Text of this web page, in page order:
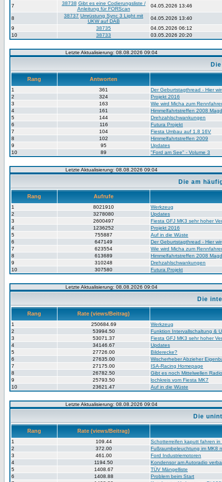
7 38738 Gibt es eine Codierungsliste /
Anleitung für FORScan
04.05.2026 13:46
8 38737 Umrüstung Sync 3 Light mit
UKW auf DAB
04.05.2026 13:40
9
38735
04.05.2026 06:12
10
38733 03.05.2026 20:20
Letzte Aktualisierung: 08.08.2026 09:04
Rang Antworten
1 361
Der Geburtstagthread - Hier
2
324
Projekt 2016
3
163
Wie wird Micha zum
4
161
Himmelfahrtstreffen 2008
5
144
Drehzahlschwankungen
6
116
Futura Projekt
7
104
Fiesta Umbau auf 1.8 16V
8
102
Himmelfahrtstreffen 2009
9
95
Updates
10
89 "Ford am See" - Volume 3
Letzte Aktualisierung: 08.08.2026 09:04
Die am
Rang Aufrufe
1 8021910
Werkzeug
2
3278080
Updates
3
2600497
Fiesta GFJ MK3 sehr hoher
4
1236252
Projekt 2016
5
755887
Auf in die Wüste
6
647149
Der Geburtstagthread - Hier
7
623554
Wie wird Micha zum
8
613689
Himmelfahrtstreffen 2008
9
310248
Drehzahlschwankungen
10
307580 Futura Projekt
Letzte Aktualisierung: 08.08.2026 09:04
Die
Rang Rate (views/Beitrag)
1 250684.69
Werkzeug
2
53994.50
Funktion Intervallschaltung &
3
53071.37
Fiesta GFJ MK3 sehr hoher
4
34146.67
Updates
5
27726.00
Bilderecke?
6
27635.00
Wischerheber Abzieher
7
27175.00
ISA-Racing Homepage
8
26782.50
Gibt es noch Mittelwellen
9
25793.50
lochkreis vom Fiesta MK7
10
23621.47 Auf in die Wüste
Letzte Aktualisierung: 08.08.2026 09:04
Die
Rang Rate (views/Beitrag)
1 109.44
Schotterreifen kaputt fahren in
2
372.00
Fußraumbeleuchtung im MK8
3
461.00
Ford Industriemotoren
4
1194.50
Kondensor am Autoradio
5
1408.67
TÜV Mängelliste
6
1408.88
Problem beim Start